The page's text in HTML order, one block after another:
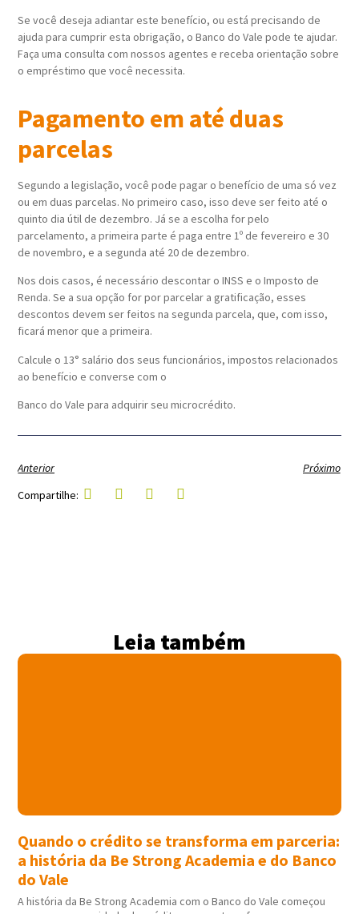
Se você deseja adiantar este benefício, ou está precisando de
ajuda para cumprir esta obrigação, o Banco do Vale pode te ajudar.
Faça uma consulta com nossos agentes e receba orientação sobre
o empréstimo que você necessita.
Pagamento em até duas
parcelas
Segundo a legislação, você pode pagar o benefício de uma só vez
ou em duas parcelas. No primeiro caso, isso deve ser feito até o
quinto dia útil de dezembro. Já se a escolha for pelo
parcelamento, a primeira parte é paga entre 1º de fevereiro e 30
de novembro, e a segunda até 20 de dezembro.
Nos dois casos, é necessário descontar o INSS e o Imposto de
Renda. Se a sua opção for por parcelar a gratificação, esses
descontos devem ser feitos na segunda parcela, que, com isso,
ficará menor que a primeira.
Calcule o 13° salário dos seus funcionários, impostos relacionados
ao benefício e converse com o
Banco do Vale para adquirir seu microcrédito.
Anterior
Próximo
Compartilhe:
Leia também
Quando o crédito se transforma em parceria:
a história da Be Strong Academia e do Banco
do Vale
A história da Be Strong Academia com o Banco do Vale começou